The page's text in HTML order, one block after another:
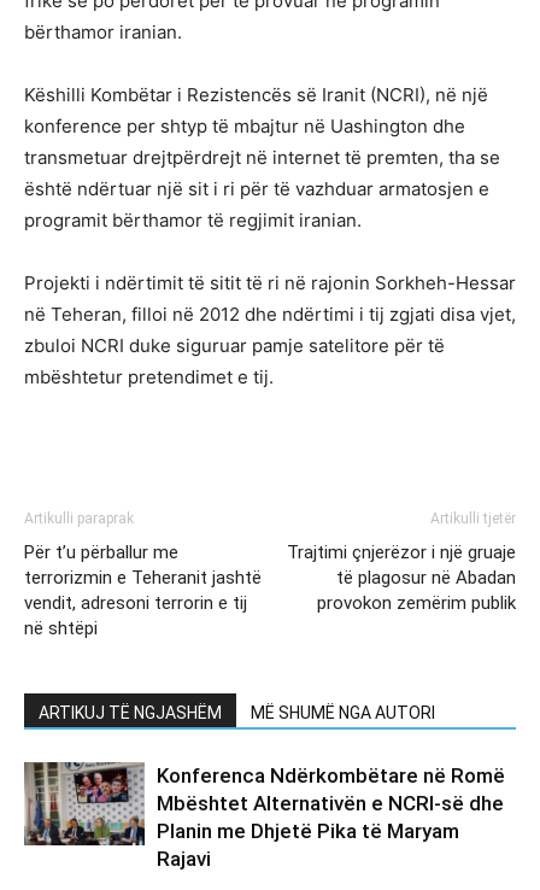
bërthamor iranian.
Këshilli Kombëtar i Rezistencës së Iranit (NCRI), në një
konference per shtyp të mbajtur në Uashington dhe
transmetuar drejtpërdrejt në internet të premten, tha se
është ndërtuar një sit i ri për të vazhduar armatosjen e
programit bërthamor të regjimit iranian.
Projekti i ndërtimit të sitit të ri në rajonin Sorkheh-Hessar
në Teheran, filloi në 2012 dhe ndërtimi i tij zgjati disa vjet,
zbuloi NCRI duke siguruar pamje satelitore për të
mbështetur pretendimet e tij.
Artikulli paraprak
Për t’u përballur me
terrorizmin e Teheranit jashtë
vendit, adresoni terrorin e tij
në shtëpi
Artikulli tjetër
Trajtimi çnjerëzor i një gruaje
të plagosur në Abadan
provokon zemërim publik
ARTIKUJ TË NGJASHËM MË SHUMË NGA AUTORI
Konferenca Ndërkombëtare në Romë
Mbështet Alternativën e NCRI-së dhe
Planin me Dhjetë Pika të Maryam
Rajavi